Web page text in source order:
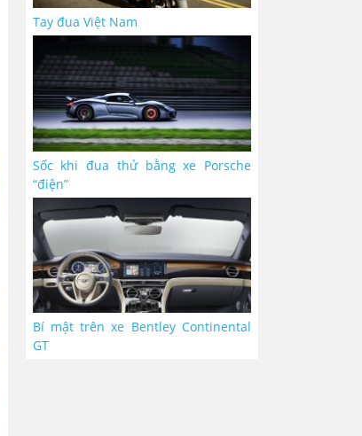
Tay đua Việt Nam
Sốc khi đua thử bằng xe Porsche
“điện”
Bí mật trên xe Bentley Continental
GT